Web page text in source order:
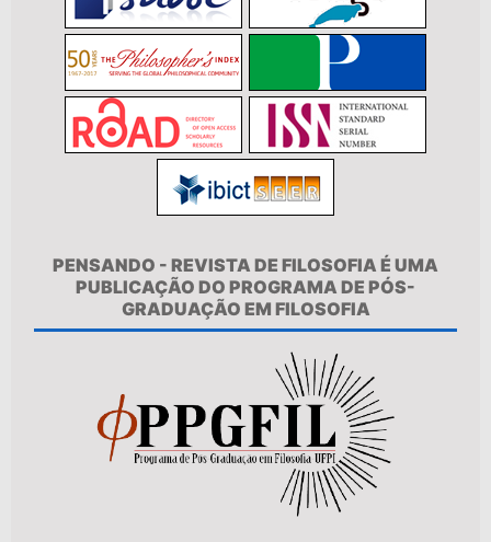
PENSANDO - REVISTA DE FILOSOFIA É UMA
PUBLICAÇÃO DO PROGRAMA DE PÓS-
GRADUAÇÃO EM FILOSOFIA